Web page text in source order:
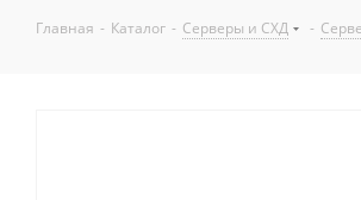
Главная - Каталог - Серверы и СХД -